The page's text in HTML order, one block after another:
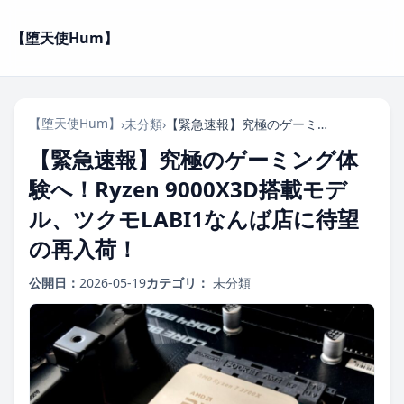
【堕天使Hum】
【堕天使Hum】 ›未分類› 【緊急速報】究極のゲーミング体験へ！Ryzen 9000X3D搭載モデル、ツクモLABI1なんば店に待望の再入荷！
【緊急速報】究極のゲーミング体
験へ！Ryzen 9000X3D搭載モデ
ル、ツクモLABI1なんば店に待望
の再入荷！
公開日： 2026-05-19カテゴリ： 未分類